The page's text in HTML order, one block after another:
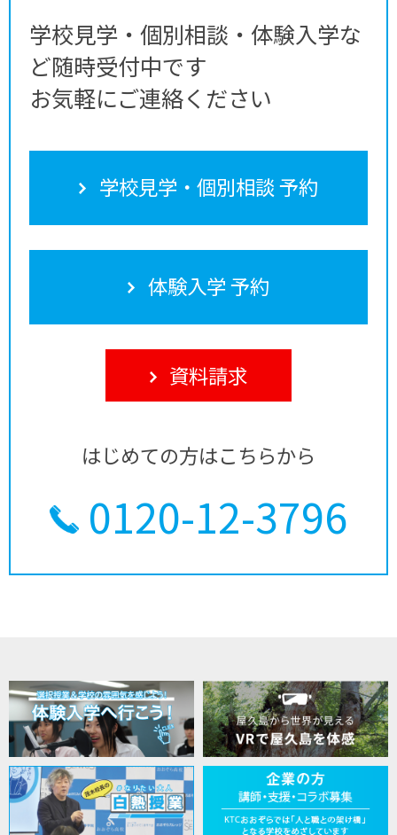
学校見学・個別相談・体験入学な
ど随時受付中です
お気軽にご連絡ください
学校見学・個別相談 予約
体験入学 予約
資料請求
はじめての方はこちらから
0120-12-3796